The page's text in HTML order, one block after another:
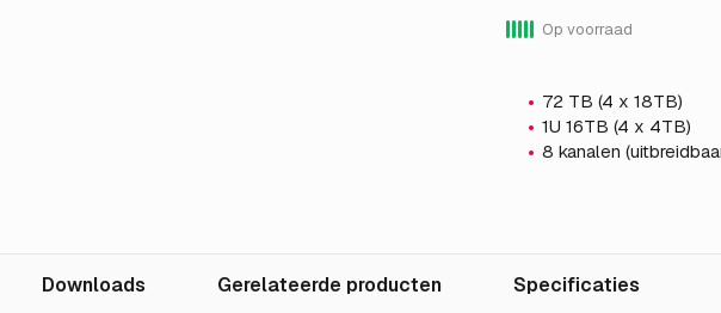
Op voorraad
72 TB (4 x 18TB)
1U 16TB (4 x 4TB)
8 kanalen
Downloads Gerelateerde producten Specificaties